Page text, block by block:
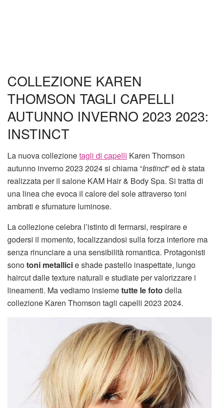
COLLEZIONE KAREN
THOMSON TAGLI CAPELLI
AUTUNNO INVERNO 2023 2023:
INSTINCT
La nuova collezionetagli di capelli Karen Thomson
autunno inverno 2023 2024 si chiama “Instinct” ed è stata
realizzata per il salone KAM Hair & Body Spa. Si tratta di
una linea che evoca il calore del sole attraverso toni
ambrati e sfumature luminose.
La collezione celebra l’istinto di fermarsi, respirare e
godersi il momento, focalizzandosi sulla forza interiore ma
senza rinunciare a una sensibilità romantica. Protagonisti
sonotoni metallicie shade pastello inaspettate, lungo
haircut dalle texture naturali e studiate per valorizzare i
lineamenti. Ma vediamo insiemetutte le foto della
collezione Karen Thomson tagli capelli 2023 2024.